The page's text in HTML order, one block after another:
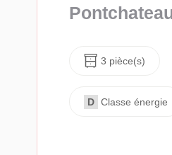
3 pièce(s)
D Classe énergie